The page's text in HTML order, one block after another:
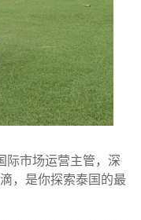
际市场运营主管，深
，是你探索泰国的最